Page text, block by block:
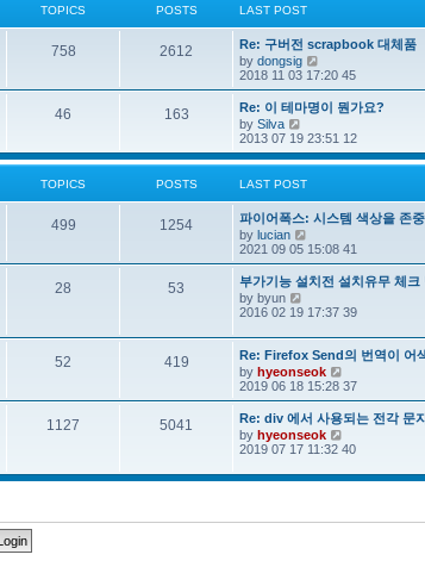
t
e
s
p
s
t
l
a
t
e
s
p
s
TOPICS POSTS LAST POST
758 2612
Re: 구버전 scrapbook 대체품
by dongsig
i
e
w
h
e
l
e
s
p
s
t
2018 11 03 17:20 45
46 163
Re: 이 테마명이 뭔가요?
by Silva
i
e
w
t
l
a
t
e
s
p
s
t
2013 07 19 23:51 12
TOPICS POSTS LAST POST
499 1254
파이어폭스: 시스템 색상을 존
by lucian
i
e
w
t
h
e
a
t
e
s
t
p
o
s
2021 09 05 15:08 41
28 53
부가기능 설치전 설치유무 체크
by byun
i
w
t
h
e
a
t
e
s
p
t
2016 02 19 17:37 39
52 419
Re: Firefox Send의 번역이 어
by hyeonseok
i
e
w
t
h
e
a
s
2019 06 18 15:28 37
1127 5041
Re: div 에서 사용되는 전각 문
by hyeonseok
i
w
e
2019 07 17 11:32 40